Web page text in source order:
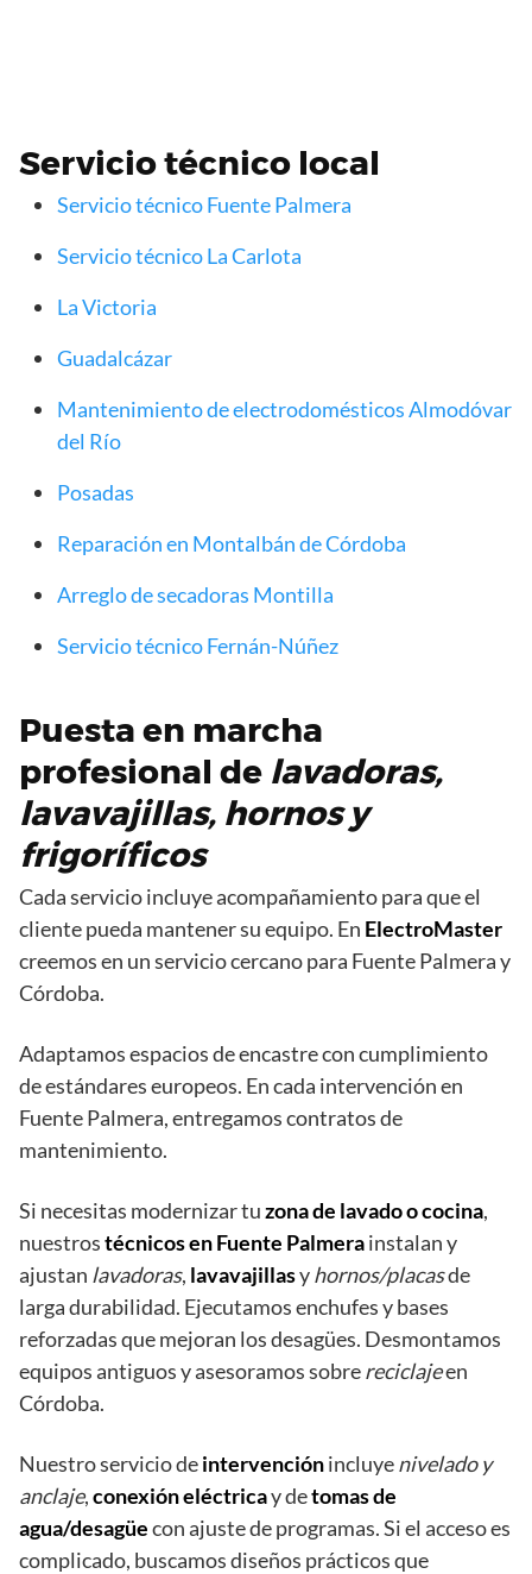
Servicio técnico local
Servicio técnico Fuente Palmera
Servicio técnico La Carlota
La Victoria
Guadalcázar
Mantenimiento de electrodomésticos Almodóvar
del Río
Posadas
Reparación en Montalbán de Córdoba
Arreglo de secadoras Montilla
Servicio técnico Fernán-Núñez
Puesta en marcha
profesional de lavadoras,
lavavajillas, hornos y
frigoríficos
Cada servicio incluye acompañamiento para que el
cliente pueda mantener su equipo. En ElectroMaster
creemos en un servicio cercano para Fuente Palmera y
Córdoba.
Adaptamos espacios de encastre con cumplimiento
de estándares europeos. En cada intervención en
Fuente Palmera, entregamos contratos de
mantenimiento.
Si necesitas modernizar tuzona de lavado o cocina,
nuestrostécnicos en Fuente Palmerainstalan y
ajustan lavadoras, lavavajillasyhornos/placasde
larga durabilidad. Ejecutamos enchufes y bases
reforzadas que mejoran los desagües. Desmontamos
equipos antiguos y asesoramos sobrereciclajeen
Córdoba.
Nuestro servicio deintervenciónincluyenivelado y
anclaje,conexión eléctricay detomas de
agua/desagüecon ajuste de programas. Si el acceso es
complicado, buscamos diseños prácticos que